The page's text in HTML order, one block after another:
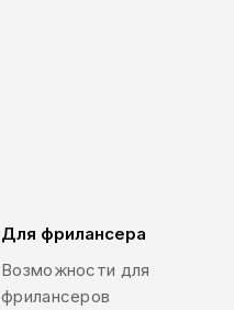
Для фрилансера
Возможности для
фрилансеров